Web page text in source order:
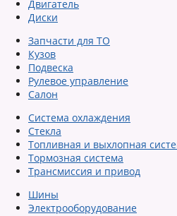
Двигатель
Диски
Запчасти для ТО
Кузов
Подвеска
Рулевое управление
Салон
Система охлаждения
Стекла
Топливная и выхлопная
Тормозная система
Трансмиссия и привод
Шины
Электрооборудование